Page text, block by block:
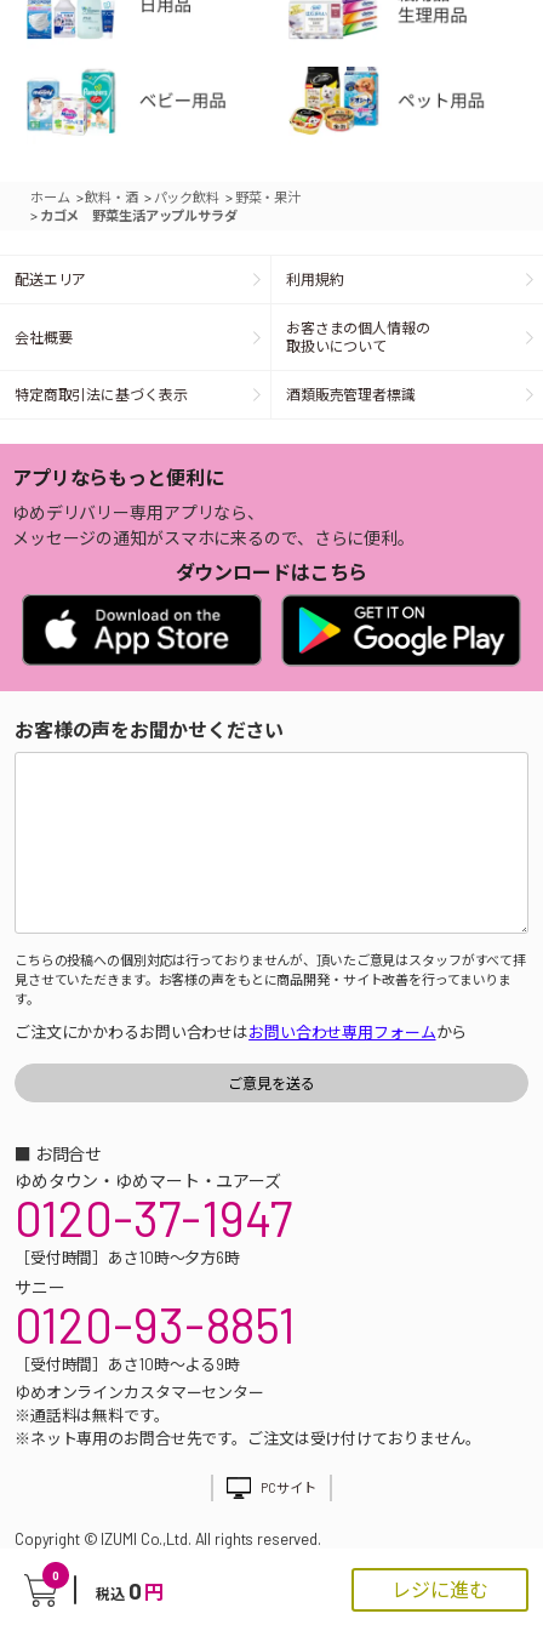
0
税込 0 円 レジに進む
ホーム >飲料・酒 > パック飲料 > 野菜・果汁
> カゴメ 野菜生活アップルサラダ
配送エリア 利用規約
会社概要
お客さまの個人情報の
取扱いについて
特定商取引法に基づく表示 酒類販売管理者標識
アプリならもっと便利に
ゆめデリバリー専用アプリなら、
メッセージの通知がスマホに来るので、さらに便利。
ダウンロードはこちら
お客様の声をお聞かせください
こちらの投稿への個別対応は行っておりませんが、頂いたご意見はスタッフがすべて拝
見させていただきます。お客様の声をもとに商品開発・サイト改善を行ってまいりま
す。
ご注文にかかわるお問い合わせはお問い合わせ専用フォームから
■ お問合せ
ゆめタウン・ゆめマート・ユアーズ
0120-37-1947
［受付時間］あさ10時～夕方6時
サニー
0120-93-8851
［受付時間］あさ10時～よる9時
ゆめオンラインカスタマーセンター
※通話料は無料です。
※ネット専用のお問合せ先です。ご注文は受け付けておりません。
PCサイト
Copyright © IZUMI Co.,Ltd. All rights reserved.